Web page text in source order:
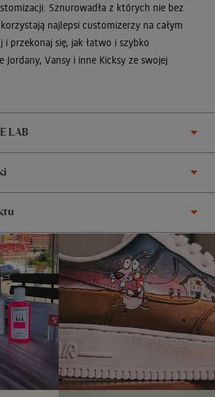
Sznurowadła z których nie bez
najlepsi customizerzy na całym
i przekonaj się, jak łatwo i szybko
Jordany, Vansy i inne Kicksy ze swojej
LAB